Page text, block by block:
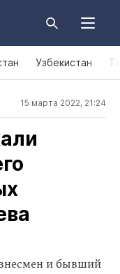
Узбекистан
15 марта 2022, 21:24
и бывший